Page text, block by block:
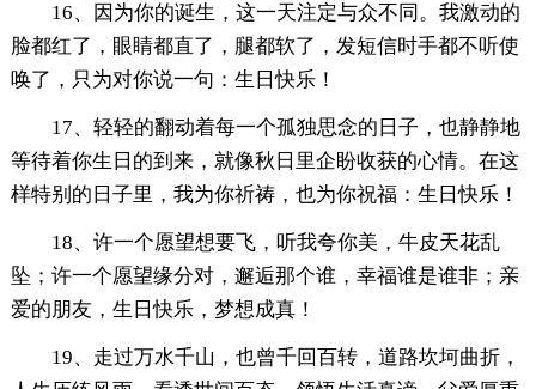
16、因为你的诞生，这一天注定与众不同。我激动的
脸都红了，眼睛都直了，腿都软了，发短信时手都不听使
唤了，只为对你说一句：生日快乐！
17、轻轻的翻动着每一个孤独思念的日子，也静静地
等待着你生日的到来，就像秋日里企盼收获的心情。在这
样特别的日子里，我为你祈祷，也为你祝福：生日快乐！
18、许一个愿望想要飞，听我夸你美，牛皮天花乱
坠；许一个愿望缘分对，邂逅那个谁，幸福谁是谁非；亲
爱的朋友，生日快乐，梦想成真！
19、走过万水千山，也曾千回百转，道路坎坷曲折，